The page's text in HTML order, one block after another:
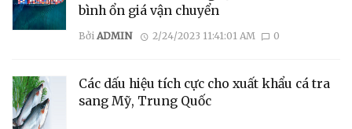
bình ổn giá vận chuyển
Bởi ADMIN 2/24/2023 11:41:01 AM 0
Các dấu hiệu tích cực cho xuất khẩu cá tra
sang Mỹ, Trung Quốc